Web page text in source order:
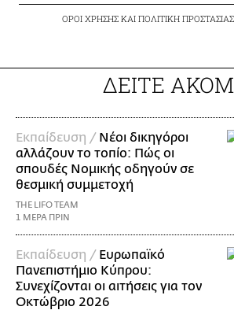
ΟΡΟΙ ΧΡΗΣΗΣΚΑΙ ΠΟΛΙΤΙΚΗ
ΔΕΙΤΕ
Εκπαίδευση / Νέοι δικηγόροι
αλλάζουν το τοπίο: Πώς οι
σπουδές Νομικής οδηγούν σε
θεσμική συμμετοχή
THE LIFO TEAM
1 ΜΕΡΑ ΠΡΙΝ
Εκπαίδευση / Ευρωπαϊκό
Πανεπιστήμιο Κύπρου:
Συνεχίζονται οι αιτήσεις για τον
Οκτώβριο 2026